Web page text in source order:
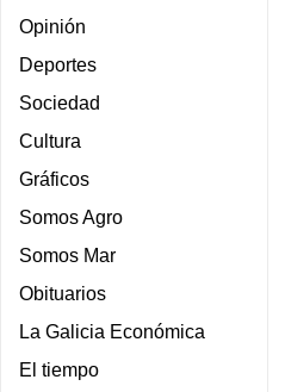
Opinión
Deportes
Sociedad
Cultura
Gráficos
Somos Agro
Somos Mar
Obituarios
La Galicia Económica
El tiempo